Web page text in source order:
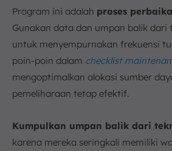
Program ini adalah proses
Gunakan data dan umpan balik dari
untuk menyempurnakan frekuensi
poin-poin dalam checklist
mengoptimalkan alokasi sumber
pemeliharaan tetap efektif.
Kumpulkan umpan balik dari
karena mereka seringkali memiliki